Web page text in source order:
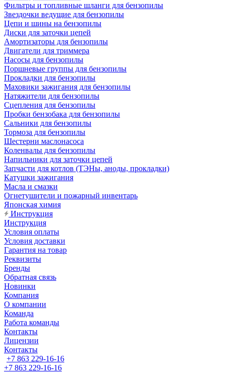
Фильтры и топливные шланги для бензопилы
Звездочки ведущие для бензопилы
Цепи и шины на бензопилы
Диски для заточки цепей
Амортизаторы для бензопилы
Двигатели для триммера
Насосы для бензопилы
Поршневые группы для бензопилы
Прокладки для бензопилы
Маховики зажигания для бензопилы
Натяжители для бензопилы
Сцепления для бензопилы
Пробки бензобака для бензопилы
Сальники для бензопилы
Тормоза для бензопилы
Шестерни маслонасоса
Коленвалы для бензопилы
Напильники для заточки цепей
Запчасти для котлов (ТЭНы, аноды, прокладки)
Катушки зажигания
Масла и смазки
Огнетушители и пожарный инвентарь
Японская химия
Инструкция
Инструкция
Условия оплаты
Условия доставки
Гарантия на товар
Реквизиты
Бренды
Обратная связь
Новинки
Компания
О компании
Команда
Работа команды
Контакты
Лицензии
Контакты
+7 863 229-16-16
+7 863 229-16-16